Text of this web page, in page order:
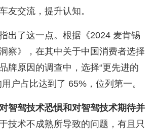
友交流，提升认知。
出了这一点。根据《2024 麦肯锡
察》，在其中关于中国消费者选择
牌原因的调查中，选择“更先进的
户占比达到了 65%，位列第一。
智驾技术恐惧和对智驾技术期待并
技术不成熟所导致的问题，有且只